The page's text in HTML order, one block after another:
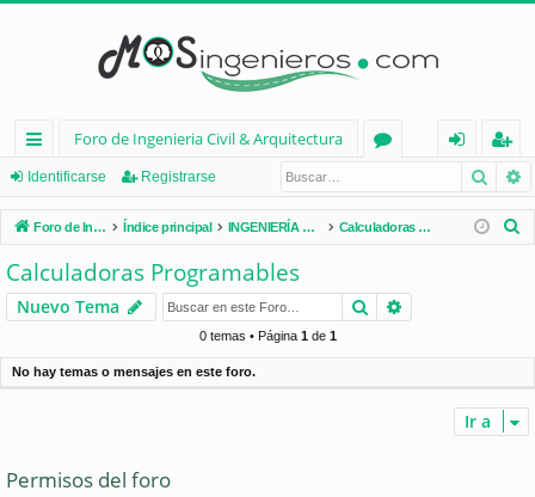
nl
ac
es
rá
pi
d
Foro de Ingenieria Civil & Arquitectura
os
nt
ifi
e
eg
ist
ra
Identificarse Registrarse
Foro de Ingenieria Civil & Arquitectura Índice principal INGENIERÍA CIVIL (España) Calculadoras Programables
r
Calculadoras Programables
Nuevo Tema Buscar
0 temas • Página 1de 1
No hay temas o mensajes en este foro.
Ir a
Permisos del foro